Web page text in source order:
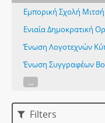
Εμπορική Σχολή
Ενιαία Δημοκρατική
Ένωση Λογοτεχνών
Ένωση Συγγραφέων
...
Filters